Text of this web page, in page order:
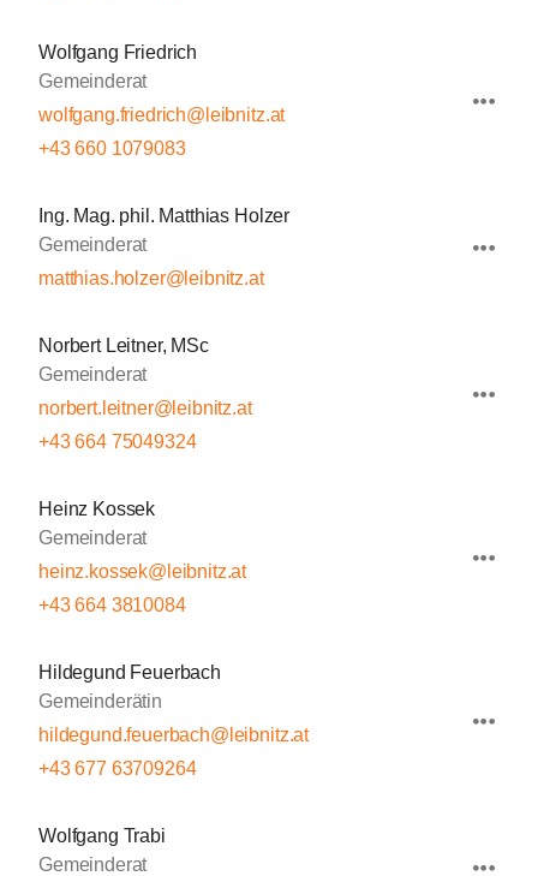
Wolfgang Friedrich
Gemeinderat
wolfgang.friedrich@leibnitz.at
+43 660 1079083
Ing. Mag. phil. Matthias Holzer
Gemeinderat
matthias.holzer@leibnitz.at
Norbert Leitner, MSc
Gemeinderat
norbert.leitner@leibnitz.at
+43 664 75049324
Heinz Kossek
Gemeinderat
heinz.kossek@leibnitz.at
+43 664 3810084
Hildegund Feuerbach
Gemeinderätin
hildegund.feuerbach@leibnitz.at
+43 677 63709264
Wolfgang Trabi
Gemeinderat